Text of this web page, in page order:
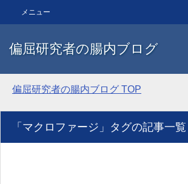
偏屈研究者の腸内ブログ
メニュー
偏屈研究者の腸内ブログ TOP
「マクロファージ」タグの記事一覧